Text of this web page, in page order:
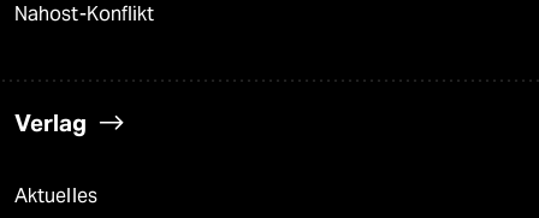
Nahost-Konflikt
Verlag
Aktuelles